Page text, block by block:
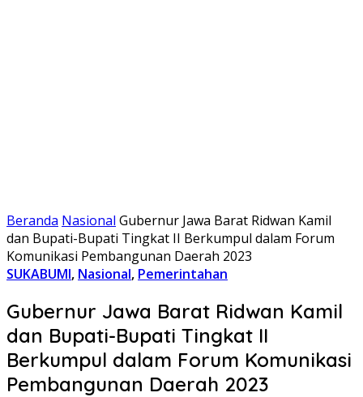
Beranda Nasional Gubernur Jawa Barat Ridwan Kamil
dan Bupati-Bupati Tingkat II Berkumpul dalam Forum
Komunikasi Pembangunan Daerah 2023
SUKABUMI, Nasional, Pemerintahan
Gubernur Jawa Barat Ridwan Kamil
dan Bupati-Bupati Tingkat II
Berkumpul dalam Forum Komunikasi
Pembangunan Daerah 2023